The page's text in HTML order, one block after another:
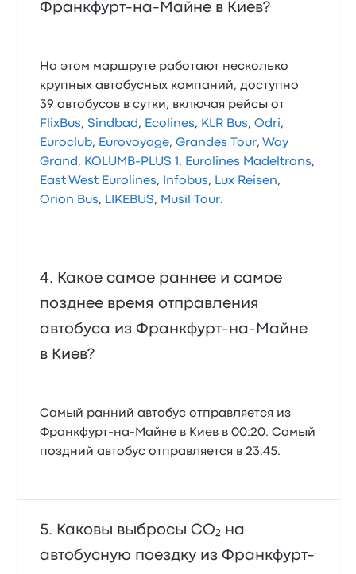
Франкфурт-на-Майне в Киев?
На этом маршруте работают несколько
крупных автобусных компаний, доступно
39 автобусов в сутки, включая рейсы от
FlixBus,Sindbad , Ecolines, KLR Bus,Odri,
Euroclub, Eurovoyage,Grandes Tour,Way
Grand , KOLUMB-PLUS 1 , Eurolines Madeltrans,
East West Eurolines, Infobus, Lux Reisen,
Orion Bus, LIKEBUS, Musil Tour.
Какое самое раннее и самое
позднее время отправления
автобуса из Франкфурт-на-Майне
в Киев?
Самый ранний автобус отправляется из
Франкфурт-на-Майне в Киев в 00:20. Самый
поздний автобус отправляется в 23:45.
Каковы выбросы CO₂ на
автобусную поездку из Франкфурт-